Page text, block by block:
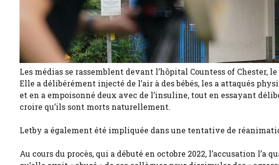
Les médias se rassemblent devant l’hôpital Countess of Chester, le
Elle a délibérément injecté de l’air à des bébés, les a attaqués
et en a empoisonné deux avec de l’insuline, tout en essayant
croire qu’ils sont morts naturellement.
Letby a également été impliquée dans une tentative de
Au cours du procès, qui a débuté en octobre 2022, l’accusation l’a